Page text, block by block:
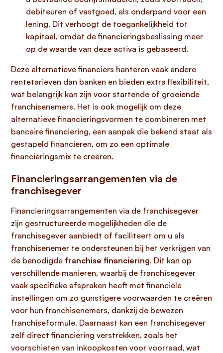
debiteuren of vastgoed, als onderpand voor een
lening. Dit verhoogt de toegankelijkheid tot
kapitaal, omdat de financieringsbeslissing meer
op de waarde van deze activa is gebaseerd.
Deze alternatieve financiers hanteren vaak andere
rentetarieven dan banken en bieden extra flexibiliteit,
wat belangrijk kan zijn voor startende of groeiende
franchisenemers. Het is ook mogelijk om deze
alternatieve financieringsvormen te combineren met
bancaire financiering, een aanpak die bekend staat als
gestapeld financieren, om zo een optimale
financieringsmix te creëren.
Financieringsarrangementen via de
franchisegever
Financieringsarrangementen via de franchisegever
zijn gestructureerde mogelijkheden die de
franchisegever aanbiedt of faciliteert om u als
franchisenemer te ondersteunen bij het verkrijgen van
de benodigde franchise financiering. Dit kan op
verschillende manieren, waarbij de franchisegever
vaak specifieke afspraken heeft met financiële
instellingen om zo gunstigere voorwaarden te creëren
voor hun franchisenemers, dankzij de bewezen
franchiseformule. Daarnaast kan een franchisegever
zelf direct financiering verstrekken, zoals het
voorschieten van inkoopkosten voor voorraad, wat